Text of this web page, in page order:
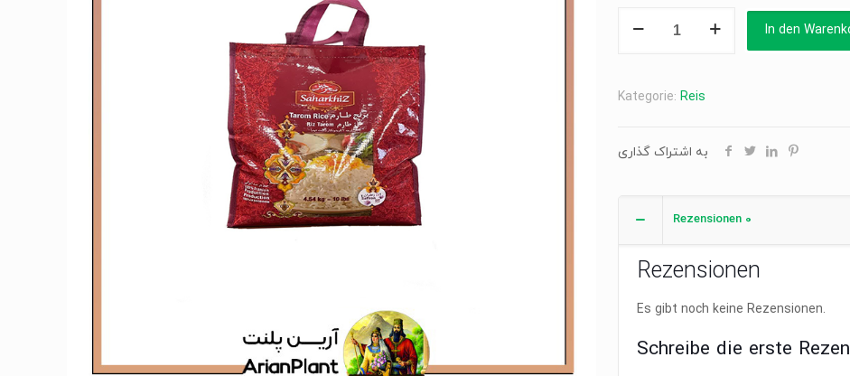
Menge
In den
Kategorie: Reis
به اشتراک گذاری
Rezensionen 0
Rezensionen
Es gibt noch keine Rezensionen.
Schreibe die erste